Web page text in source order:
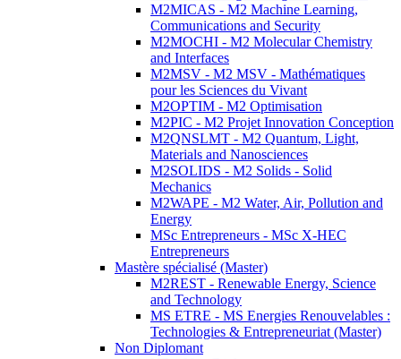
M2MICAS - M2 Machine Learning,
Communications and Security
M2MOCHI - M2 Molecular Chemistry
and Interfaces
M2MSV - M2 MSV - Mathématiques
pour les Sciences du Vivant
M2OPTIM - M2 Optimisation
M2PIC - M2 Projet Innovation Conception
M2QNSLMT - M2 Quantum, Light,
Materials and Nanosciences
M2SOLIDS - M2 Solids - Solid
Mechanics
M2WAPE - M2 Water, Air, Pollution and
Energy
MSc Entrepreneurs - MSc X-HEC
Entrepreneurs
Mastère spécialisé (Master)
M2REST - Renewable Energy, Science
and Technology
MS ETRE - MS Energies Renouvelables :
Technologies & Entrepreneuriat (Master)
Non Diplomant